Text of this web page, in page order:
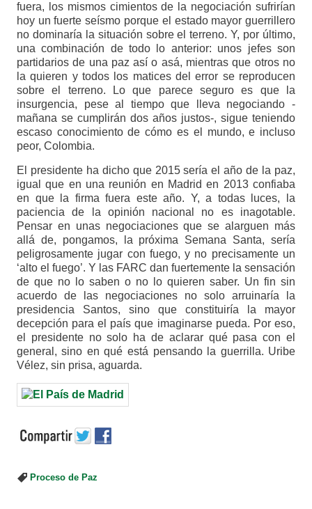
fuera, los mismos cimientos de la negociación sufrirían
hoy un fuerte seísmo porque el estado mayor guerrillero
no dominaría la situación sobre el terreno. Y, por último,
una combinación de todo lo anterior: unos jefes son
partidarios de una paz así o asá, mientras que otros no
la quieren y todos los matices del error se reproducen
sobre el terreno. Lo que parece seguro es que la
insurgencia, pese al tiempo que lleva negociando -
mañana se cumplirán dos años justos-, sigue teniendo
escaso conocimiento de cómo es el mundo, e incluso
peor, Colombia.
El presidente ha dicho que 2015 sería el año de la paz,
igual que en una reunión en Madrid en 2013 confiaba
en que la firma fuera este año. Y, a todas luces, la
paciencia de la opinión nacional no es inagotable.
Pensar en unas negociaciones que se alarguen más
allá de, pongamos, la próxima Semana Santa, sería
peligrosamente jugar con fuego, y no precisamente un
‘alto el fuego’. Y las FARC dan fuertemente la sensación
de que no lo saben o no lo quieren saber. Un fin sin
acuerdo de las negociaciones no solo arruinaría la
presidencia Santos, sino que constituiría la mayor
decepción para el país que imaginarse pueda. Por eso,
el presidente no solo ha de aclarar qué pasa con el
general, sino en qué está pensando la guerrilla. Uribe
Vélez, sin prisa, aguarda.
Proceso de Paz